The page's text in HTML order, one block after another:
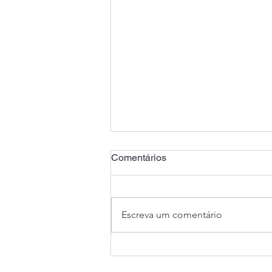
Comentários
Escreva um comentário